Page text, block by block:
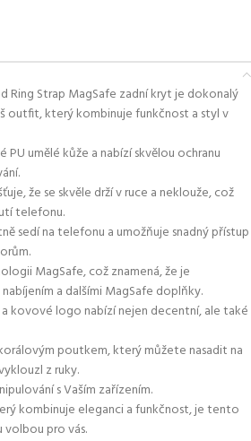
Ring Strap MagSafe zadní kryt je dokonalý
outfit, který kombinuje funkčnost a styl v
umělé kůže a nabízí skvělou ochranu
že se skvěle drží v ruce a neklouže, což
telefonu.
sedí na telefonu a umožňuje snadný přístup
MagSafe, což znamená, že je
a dalšími MagSafe doplňky.
a kovové logo nabízí nejen decentní, ale také
poutkem, který můžete nasadit na
z ruky.
s Vaším zařízením.
kombinuje eleganci a funkčnost, je tento
volbou pro vás.